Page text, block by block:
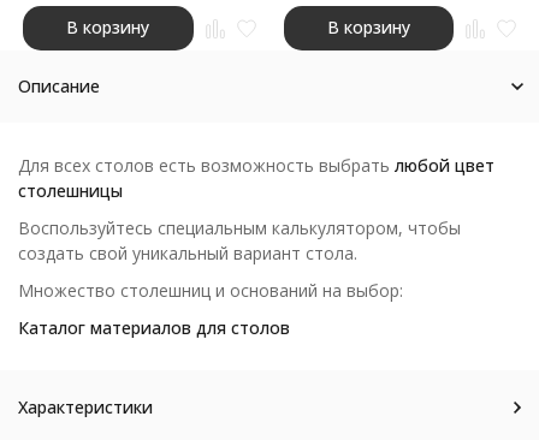
В корзину В корзину
Описание
Для всех столов есть возможность выбрать любой цвет
столешницы
Воспользуйтесь специальным калькулятором, чтобы
создать свой уникальный вариант стола.
Множество столешниц и оснований на выбор:
Каталог материалов для столов
Характеристики